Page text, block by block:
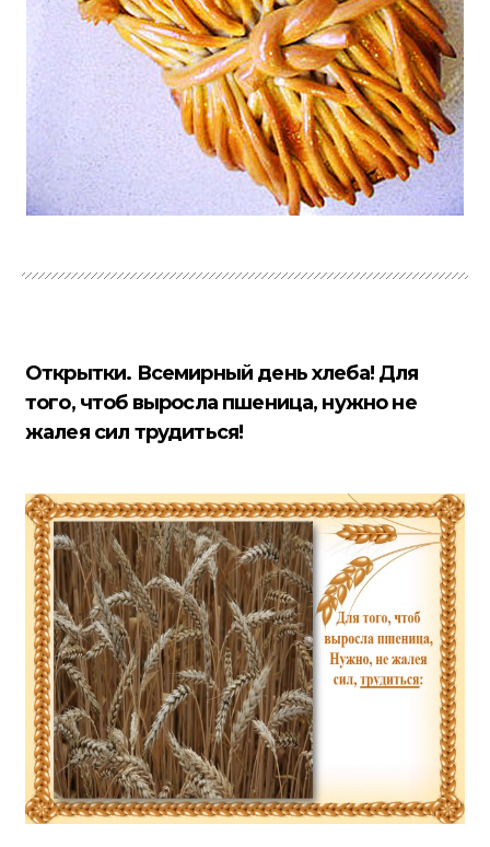
Открытки. Всемирный день хлеба! Для
того, чтоб выросла пшеница, нужно не
жалея сил трудиться!